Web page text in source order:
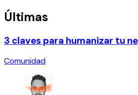
Últimas
3 claves para humanizar tu
Comunidad